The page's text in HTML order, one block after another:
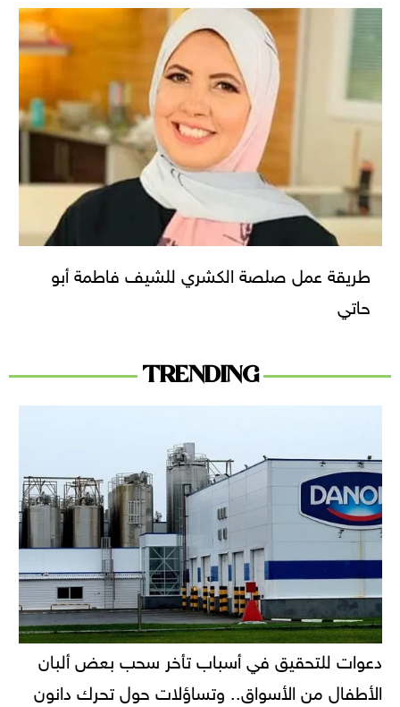
طريقة عمل صلصة الكشري للشيف فاطمة أبو
حاتي
TRENDING
دعوات للتحقيق في أسباب تأخر سحب بعض ألبان
الأطفال من الأسواق.. وتساؤلات حول تحرك دانون